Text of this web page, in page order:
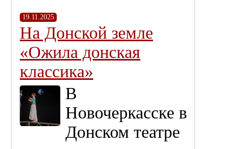
19.11.2025
На Донской земле
«Ожила донская
классика»
В
Новочеркасске в
Донском театре